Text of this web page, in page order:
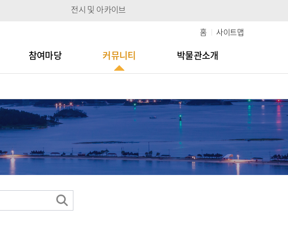
전시 및 아카이브
홈 사이트맵
참여마당 커뮤니티 박물관소개